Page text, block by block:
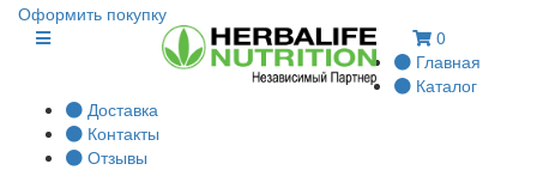
Оформить покупку
0
Главная
Каталог
Доставка
Контакты
Отзывы